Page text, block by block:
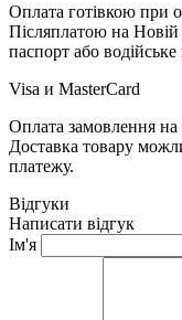
Оплата готівкою при
Післяплатою на
паспорт або водійське
Visa и MasterCard
Оплата замовлення
Доставка товару
платежу.
Відгуки
Написати відгук
Ім'я